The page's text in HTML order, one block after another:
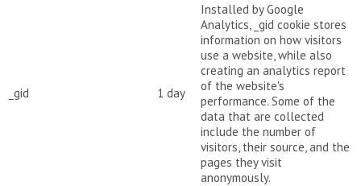
_gid 1 day
Installed by Google
Analytics, _gid cookie stores
information on how visitors
use a website, while also
creating an analytics report
of the website's
performance. Some of the
data that are collected
include the number of
visitors, their source, and the
pages they visit
anonymously.